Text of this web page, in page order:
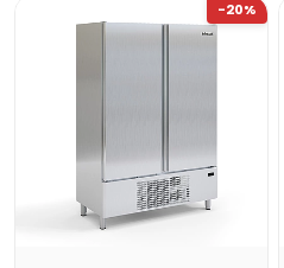
Cargando…
-20%